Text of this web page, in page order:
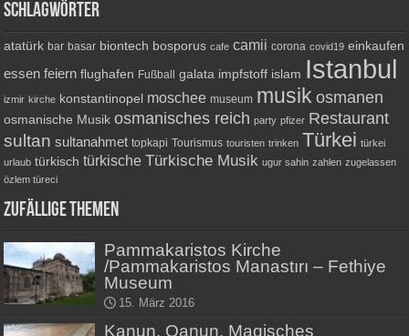
Schlagwörter
atatürk bar basar biontech bosporus cafe camii corona covid19 einkaufen
essen feiern flughafen Fußball galata impfstoff islam Istanbul
izmir kirche konstantinopel moschee museum musik osmanen
osmanische Musik osmanisches reich party pfizer Restaurant
sultan sultanahmet topkapi Tourismus touristen trinken Türkei türkei
urlaub türkisch türkische Türkische Musik ugur sahin zahlen zugelassen
özlem türeci
Zufällige Themen
Pammakaristos Kirche
/Pammakaristos Manastırı – Fethiye
Museum
15. März 2016
Kanun, Qanun. Magisches